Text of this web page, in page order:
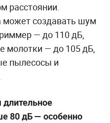
расстоянии.
может создавать шум
— до 110 дБ,
молотки — до 105 дБ,
пылесосы и
80 дБ — особенно